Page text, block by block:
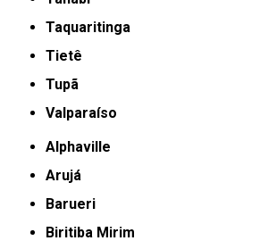
Taquaritinga
Tietê
Tupã
Valparaíso
Alphaville
Arujá
Barueri
Biritiba Mirim